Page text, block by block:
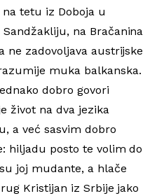
tetu iz Doboja u
na Bračanina
ne zadovoljava austrijske
muka balkanska.
dobro govori
život na dva jezika
a već sasvim dobro
hiljadu posto te volim do
joj mudante, a hlače
Kristijan iz Srbije jako